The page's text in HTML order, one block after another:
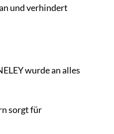
und verhindert
wurde an alles
sorgt für